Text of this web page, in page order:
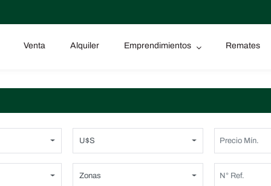
Venta Alquiler Emprendimientos Remates
U$S
Zonas